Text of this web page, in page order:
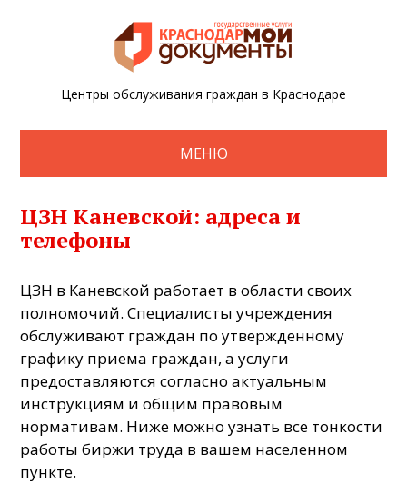
Центры обслуживания граждан в Краснодаре
МЕНЮ
ЦЗН Каневской: адреса и
телефоны
ЦЗН в Каневской работает в области своих
полномочий. Специалисты учреждения
обслуживают граждан по утвержденному
графику приема граждан, а услуги
предоставляются согласно актуальным
инструкциям и общим правовым
нормативам. Ниже можно узнать все тонкости
работы биржи труда в вашем населенном
пункте.